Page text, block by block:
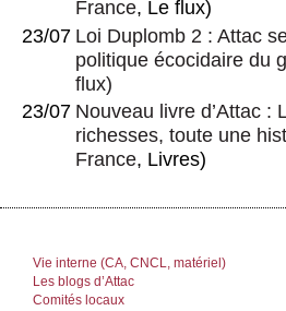
France, Le flux)
23/07 Loi Duplomb 2 : Attac
politique écocidaire du
flux)
23/07 Nouveau livre d’Attac :
richesses, toute une
France, Livres)
Vie interne (CA, CNCL, matériel)
Les blogs d’Attac
Comités locaux